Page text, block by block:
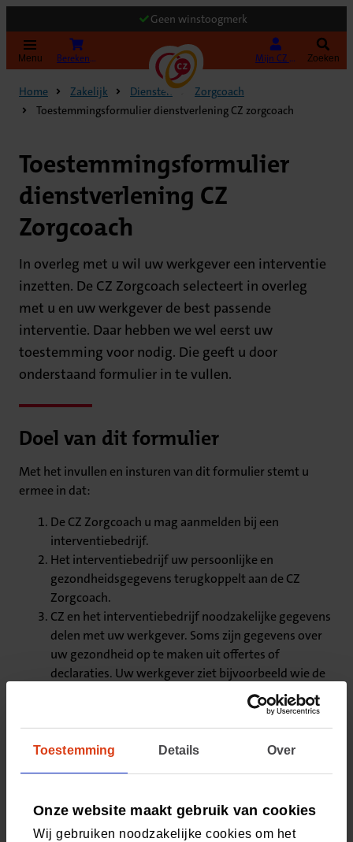
Toestemming Details Over
Onze website maakt gebruik van cookies
Wij gebruiken noodzakelijke cookies om het
Geen winstoogmerk
Menu Bereken uw premie Mijn CZ Zakelijk Zoeken
Home Zakelijk Diensten
Zorgcoach
Toestemmingsformulier dienstverlening CZ zorgcoach
Toestemmingsformulier
dienstverlening CZ
Zorgcoach
In overleg met u wil uw werkgever een interventie
inzetten. De CZ Zorgcoach selecteert in overleg
met u en uw werkgever de best passende
interventie. Daar hebben we wel eerst uw
toestemming voor nodig. Die geeft u door
onderstaand formulier in te vullen.
Doel van dit formulier
Met het invullen en insturen van dit formulier stemt u
ermee in dat:
De CZ Zorgcoach u mag aanmelden bij een
interventiebedrijf.
Het interventiebedrijf uw persoonlijke en
gezondheidsgegevens terugkoppelt aan de CZ
Zorgcoach.
CZ en het interventiebedrijf noodzakelijke gegevens
delen met uw werkgever. Soms zijn gegevens over
uw gezondheid op te maken uit offertes of
declaraties. Uw werkgever ziet bijvoorbeeld wie de
interventieverlener is, maar krijgt geen gegevens
We uw gezondheids- en persoonsgegevens mogen
verwerken voor de doeleinden, zoals hieronder
Toelichting